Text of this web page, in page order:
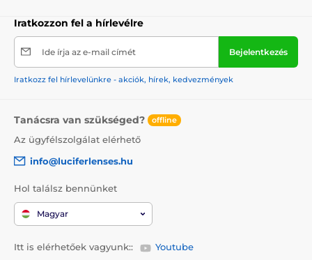
Iratkozzon fel a hírlevélre
Ide írja az e-mail címét Bejelentkezés
Iratkozz fel hírlevelünkre - akciók, hírek, kedvezmények
Tanácsra van szükséged? offline
Az ügyfélszolgálat elérhető
info@luciferlenses.hu
Hol találsz bennünket
Magyar
Itt is elérhetőek vagyunk:: Youtube